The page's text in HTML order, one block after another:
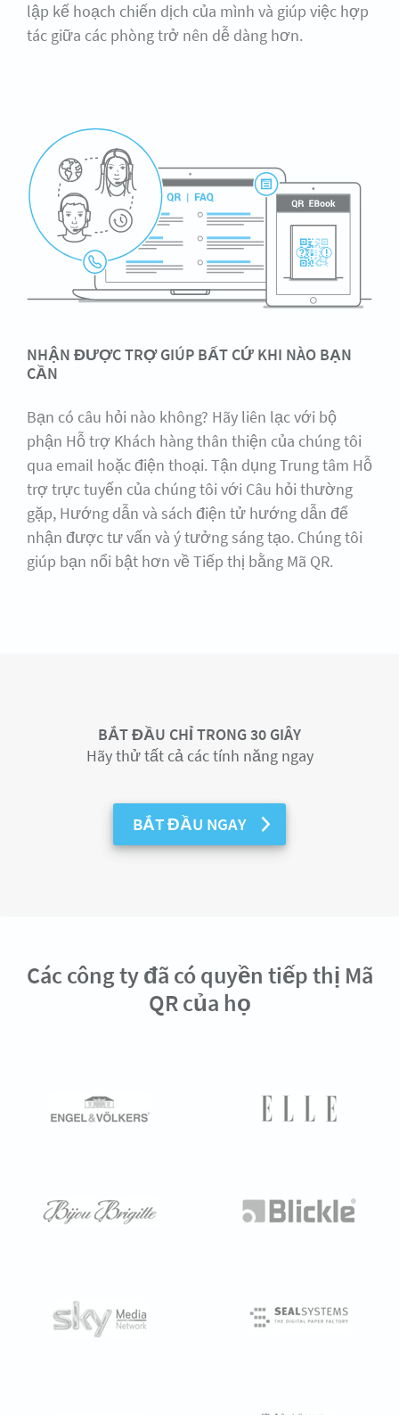
lập kế hoạch chiến dịch của mình và giúp việc hợp
tác giữa các phòng trở nên dễ dàng hơn.
NHẬN ĐƯỢC TRỢ GIÚP BẤT CỨ KHI NÀO BẠN
CẦN
Bạn có câu hỏi nào không? Hãy liên lạc với bộ
phận Hỗ trợ Khách hàng thân thiện của chúng tôi
qua email hoặc điện thoại. Tận dụng Trung tâm Hỗ
trợ trực tuyến của chúng tôi với Câu hỏi thường
gặp, Hướng dẫn và sách điện tử hướng dẫn để
nhận được tư vấn và ý tưởng sáng tạo. Chúng tôi
giúp bạn nổi bật hơn về Tiếp thị bằng Mã QR.
BẮT ĐẦU CHỈ TRONG 30 GIÂY
Hãy thử tất cả các tính năng ngay
BẮT ĐẦU NGAY
Các công ty đã có quyền tiếp thị Mã
QR của họ